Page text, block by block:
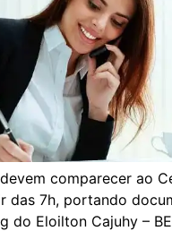
comparecer ao
das 7h, portando
do Eloilton Cajuhy –